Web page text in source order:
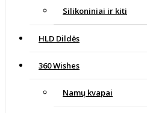
Silikoniniai ir kiti
HLD Dildės
360 Wishes
Namų kvapai